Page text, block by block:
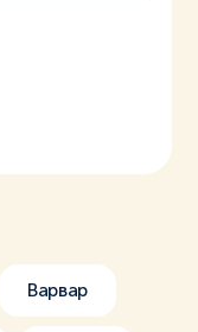
Варвар